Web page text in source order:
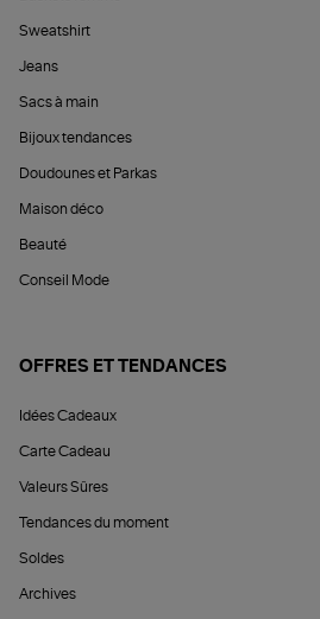
Sweatshirt
Jeans
Sacs à main
Bijoux tendances
Doudounes et Parkas
Maison déco
Beauté
Conseil Mode
OFFRES ET TENDANCES
Idées Cadeaux
Carte Cadeau
Valeurs Sûres
Tendances du moment
Soldes
Archives